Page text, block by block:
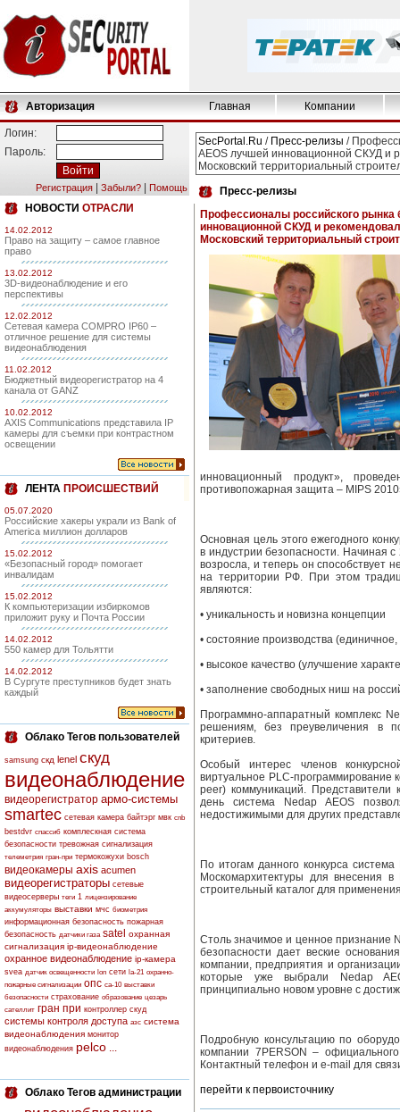
Авторизация Главная Компании
Логин:
Пароль:
Регистрация Забыли? Помощь
НОВОСТИ ОТРАСЛИ
14.02.2012
Право на защиту – самое главное
право
13.02.2012
3D-видеонаблюдение и его
перспективы
12.02.2012
Сетевая камера COMPRO IP60 –
отличное решение для системы
видеонаблюдения
11.02.2012
Бюджетный видеорегистратор на 4
канала от GANZ
10.02.2012
AXIS Communications представила IP
камеры для съемки при контрастном
освещении
ЛЕНТА ПРОИСШЕСТВИЙ
05.07.2020
Российские хакеры украли из Bank of
America миллион долларов
15.02.2012
«Безопасный город» помогает
инвалидам
15.02.2012
К компьютеризации избиркомов
приложит руку и Почта России
14.02.2012
550 камер для Тольятти
14.02.2012
В Сургуте преступников будет знать
каждый
Облако Тегов пользователей
samsung скд lenel скуд
видеонаблюдение
видеорегистратор армо-системы
smartec сетевая камера байтэрг мвк cnb
bestdvr спассиб комплескная система
безопасности тревожная сигнализация
телеметрия гран-при термокожухи bosch
видеокамеры axis acumen
видеорегистраторы сетевые
видеосерверы теги 1 лицензирование
аккумуляторы выставки мчс биометрия
информационная безопасность пожарная
безопасность датчики газа satel
охранная
сигнализация ip-видеонаблюдение
охранное видеонаблюдение ip-камера
svea датчик освещенности lon сети la-21 охранно-
пожарные сигнализации опс са-10 выставки
безопасности страхование образование цезарь
сателлит гран при контроллер скуд
системы контроля доступа азс система
видеонаблюдения монитор
видеонаблюдения pelco ...
Облако Тегов администрации
SecPortal.Ru / Пресс-релизы /
AEOS лучшей инновационной СКУД и
Московский территориальный
Пресс-релизы
Профессионалы российского рынка
инновационной СКУД и
Московский территориальный
инновационный продукт»,
противопожарная защита – MIPS
Основная цель этого ежегодного
в индустрии безопасности. Начиная с
возросла, и теперь он способствует
на территории РФ. При этом
являются:
• уникальность и новизна концепции
• состояние производства
• высокое качество (улучшение
• заполнение свободных ниш на
Программно-аппаратный комплекс
решениям, без преувеличения в
критериев.
Особый интерес членов
виртуальное PLC-программирование
peer) коммуникаций.
день система Nedap AEOS
недостижимыми для других
По итогам данного конкурса
Москомархитектуры для внесения
строительный каталог для
Столь значимое и ценное признание
безопасности дает веские
компании, предприятия и
которые уже выбрали Nedap
принципиально новом уровне с
Подробную консультацию по
компании 7PERSON –
Контактный телефон и e-mail для
перейти к первоисточнику